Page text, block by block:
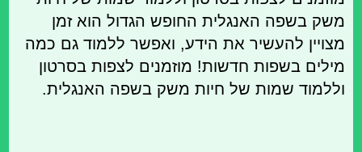
משק בשפה האנגלית החופש הגדול הוא זמן
מצויין להעשיר את הידע, ואפשר ללמוד גם כמה
מילים בשפות חדשות! מוזמנים לצפות בסרטון
וללמוד שמות של חיות משק בשפה האנגלית.